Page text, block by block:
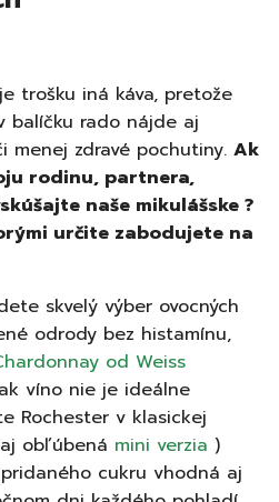
trošku iná káva, pretože
balíčku rado nájde aj
zdravé pochutiny. Ak
rodinu, partnera,
naše mikulášske ?
určite zabodujete na
skvelý výber ovocných
odrody bez histamínu,
od Weiss
víno nie je ideálne
Rochester v klasickej
obľúbená mini verzia )
cukru vhodná aj